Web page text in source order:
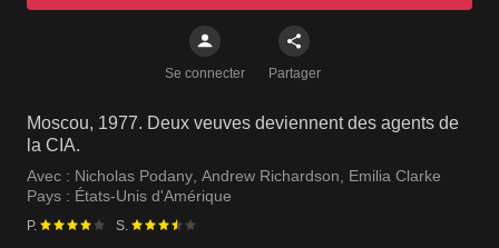
Se connecter Partager
Moscou, 1977. Deux veuves deviennent des agents de
la CIA.
Avec : Nicholas Podany, Andrew Richardson, Emilia Clarke
Pays : États-Unis d'Amérique
P. S.